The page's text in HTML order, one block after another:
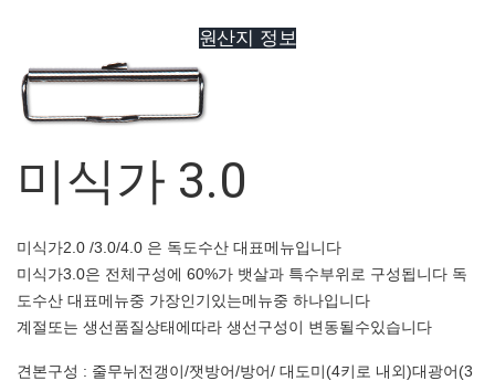
원산지 정보
미식가 3.0
미식가2.0 /3.0/4.0 은 독도수산 대표메뉴입니다
미식가3.0은 전체구성에 60%가 뱃살과 특수부위로 구성됩니다 독
도수산 대표메뉴중 가장인기있는메뉴중 하나입니다
계절또는 생선품질상태에따라 생선구성이 변동될수있습니다
견본구성 : 줄무뉘전갱이/잿방어/방어/ 대도미(4키로 내외)대광어(3